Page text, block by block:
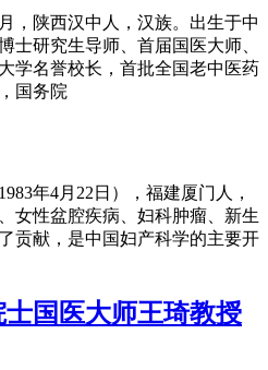
，陕西汉中人，汉族。出生于中
士研究生导师、首届国医大师、
学名誉校长，首批全国老中医药
国务院
年4月22日），福建厦门人，
女性盆腔疾病、妇科肿瘤、新生
贡献，是中国妇产科学的主要开
国医大师王琦教授